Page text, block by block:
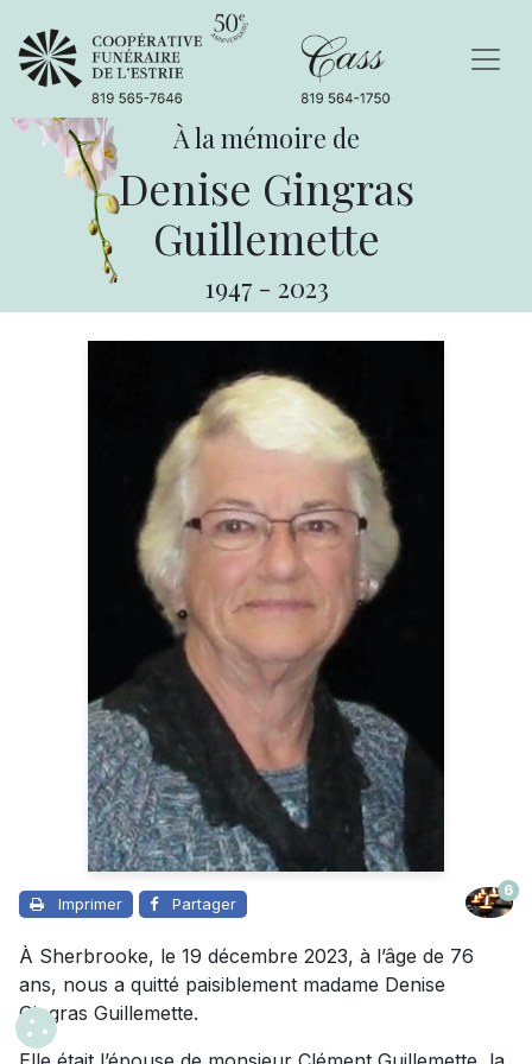
À la mémoire de
Denise Gingras
Guillemette
1947 - 2023
Imprimer Partager
6
À Sherbrooke, le 19 décembre 2023, à l’âge de 76
ans, nous a quitté paisiblement madame Denise
Gingras Guillemette.